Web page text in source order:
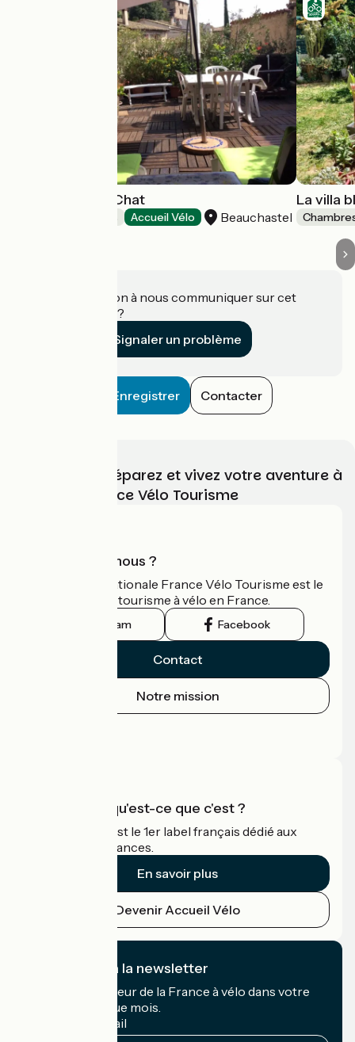
La Fontaine du Chat
Accueil Vélo Beauchastel
La villa
Une information à nous communiquer sur cet
établissement ?
Signaler un problème
Enregistrer Contacter
Choisissez, préparez et vivez votre aventure à
vélo avec France Vélo Tourisme
Qui sommes-nous ?
L'association nationale France Vélo Tourisme est le
guide officiel du tourisme à vélo en France.
Instagram Facebook
Contact
Notre mission
Accueil Vélo qu'est-ce que c'est ?
Accueil Vélo c'est le 1er label français dédié aux
cyclistes en vacances.
En savoir plus
Devenir Accueil Vélo
Je m'abonne à la newsletter
Recevez le meilleur de la France à vélo dans votre
boîte mail chaque mois.
Mon adresse mail